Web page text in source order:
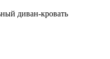
диван-кровать